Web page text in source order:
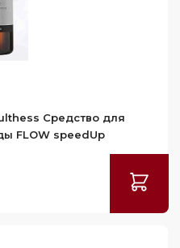
Средство для
FLOW speedUp